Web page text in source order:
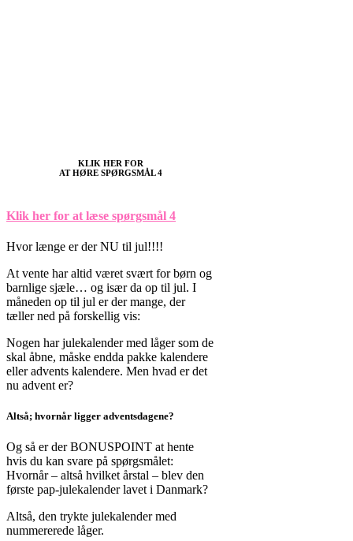
KLIK HER FOR
AT HØRE SPØRGSMÅL 4
Klik her for at læse spørgsmål 4
Hvor længe er der NU til jul!!!!
At vente har altid været svært for børn og
barnlige sjæle… og især da op til jul. I
måneden op til jul er der mange, der
tæller ned på forskellig vis:
Nogen har julekalender med låger som de
skal åbne, måske endda pakke kalendere
eller advents kalendere. Men hvad er det
nu advent er?
Altså; hvornår ligger adventsdagene?
Og så er der BONUSPOINT at hente
hvis du kan svare på spørgsmålet:
Hvornår – altså hvilket årstal – blev den
første pap-julekalender lavet i Danmark?
Altså, den trykte julekalender med
nummererede låger.